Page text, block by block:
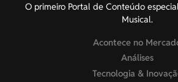
O primeiro Portal de Conteúdo
Musical.
Acontece no
Análises
Tecnologia &